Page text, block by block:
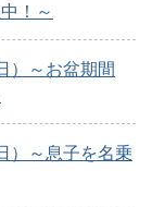
！～
）～お盆期間
）～息子を名乗